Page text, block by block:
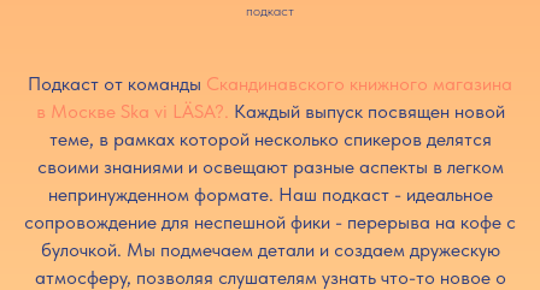
подкаст
Подкаст от команды Скандинавского книжного магазина
в Москве Ska vi LÄSA?. Каждый выпуск посвящен новой
теме, в рамках которой несколько спикеров делятся
своими знаниями и освещают разные аспекты в легком
непринужденном формате. Наш подкаст - идеальное
сопровождение для неспешной фики - перерыва на кофе с
булочкой. Мы подмечаем детали и создаем дружескую
атмосферу, позволяя слушателям узнать что-то новое о